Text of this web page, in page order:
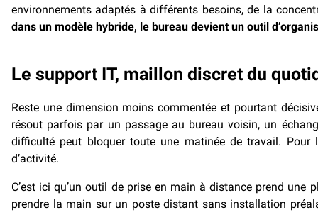
environnements adaptés à différents besoins, de la
dans un modèle hybride, le bureau devient un outil
Le support IT, maillon discret du
Reste une dimension moins commentée et pourtant
résout parfois par un passage au bureau voisin, un
difficulté peut bloquer toute une matinée de travail. Pour
d’activité.
C’est ici qu’un outil de prise en main à distance prend une
prendre la main sur un poste distant sans installation